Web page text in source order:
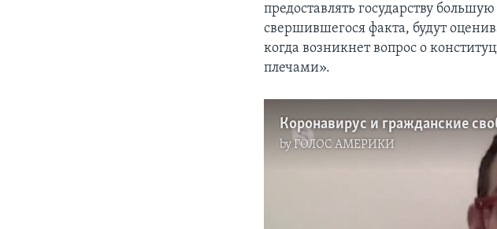
предоставлять государству
свершившегося факта, будут
когда возникнет вопрос о
плечами».
Коронавирус и гражданские
byГОЛОС АМЕРИКИ